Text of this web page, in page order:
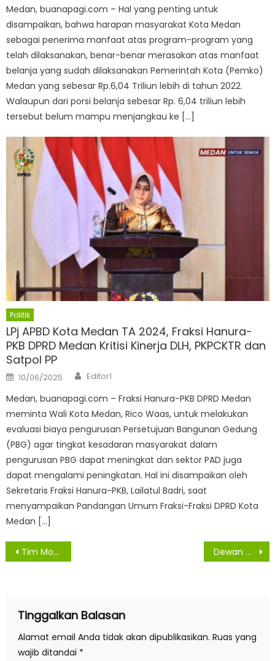
Medan, buanapagi.com – Hal yang penting untuk
disampaikan, bahwa harapan masyarakat Kota Medan
sebagai penerima manfaat atas program-program yang
telah dilaksanakan, benar-benar merasakan atas manfaat
belanja yang sudah dilaksanakan Pemerintah Kota (Pemko)
Medan yang sebesar Rp.6,04 Triliun lebih di tahun 2022.
Walaupun dari porsi belanja sebesar Rp. 6,04 triliun lebih
tersebut belum mampu menjangkau ke […]
Politik
LPj APBD Kota Medan TA 2024, Fraksi Hanura-
PKB DPRD Medan Kritisi Kinerja DLH, PKPCKTR dan
Satpol PP
Posted
on
10/06/2025 Author
Editor1
Medan, buanapagi.com – Fraksi Hanura-PKB DPRD Medan
meminta Wali Kota Medan, Rico Waas, untuk melakukan
evaluasi biaya pengurusan Persetujuan Bangunan Gedung
(PBG) agar tingkat kesadaran masyarakat dalam
pengurusan PBG dapat meningkat dan sektor PAD juga
dapat mengalami peningkatan. Hal ini disampaikan oleh
Sekretaris Fraksi Hanura-PKB, Lailatul Badri, saat
menyampaikan Pandangan Umum Fraksi-Fraksi DPRD Kota
Medan […]
Navigasi
Tim Monitoring TP PKK Provsu Kunjungi Kabupaten Asahan Dewan Minta Pemko Medan Isi Kekosongan Lima OPD di Jajarannya
Tinggalkan Balasan
Alamat email Anda tidak akan dipublikasikan. Ruas yang
wajib ditandai *